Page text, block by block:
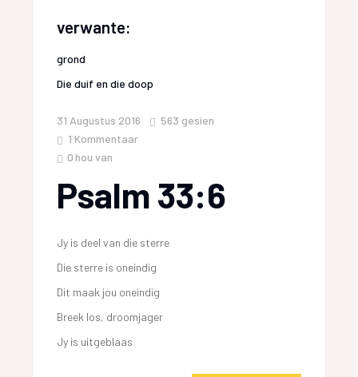
verwante:
grond
Die duif en die doop
31 Augustus 2016 563 gesien
1 Kommentaar
0 hou van
Psalm 33:6
Jy is deel van die sterre
Die sterre is oneindig
Dit maak jou oneindig
Breek los, droomjager
Jy is uitgeblaas